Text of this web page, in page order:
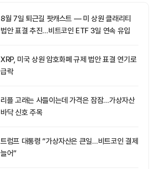
8월 7일 퇴근길 팟캐스트 — 미 상원 클래리티
법안 표결 추진…비트코인 ETF 3일 연속 유입
XRP, 미국 상원 암호화폐 규제 법안 표결 연기로
급락
리플 고래는 사들이는데 가격은 잠잠…가상자산
바닥 신호 주목
트럼프 대통령 “가상자산은 큰일…비트코인 결제
늘어”